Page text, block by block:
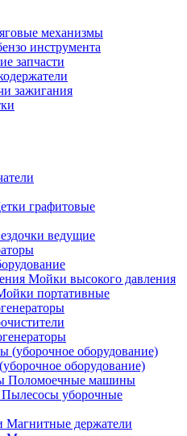
механизмы
инструмента
запчасти
зажигания
графитовые
ведущие
Мойки высокого давления
портативные
оборудование)
Поломоечные машины
Пылесосы уборочные
Магнитные держатели